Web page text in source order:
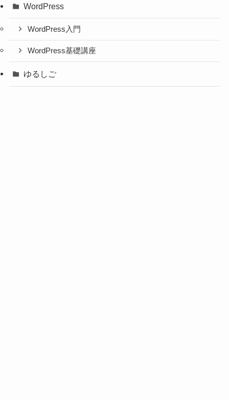
WordPress
WordPress入門
WordPress基礎講座
ゆるしご